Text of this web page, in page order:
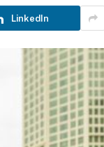
LinkedIn